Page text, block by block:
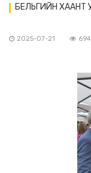
БЕЛЬГИЙН
2025-07-21 694